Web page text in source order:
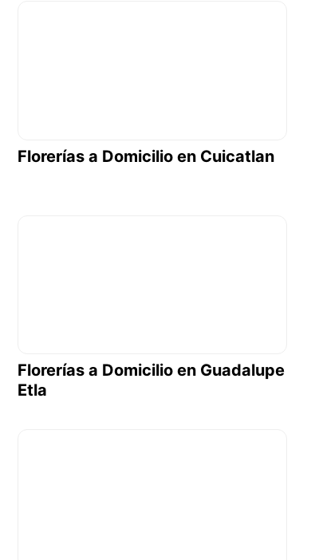
Florerías a Domicilio en Cuicatlan
Florerías a Domicilio en Guadalupe
Etla